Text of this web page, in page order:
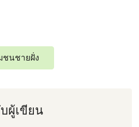
ชนชายฝั่ง
ผู้เขียน